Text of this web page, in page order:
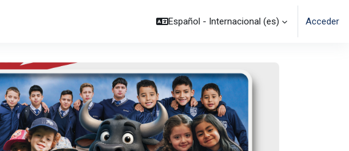
Español - Internacional ‎(es)‎ Acceder